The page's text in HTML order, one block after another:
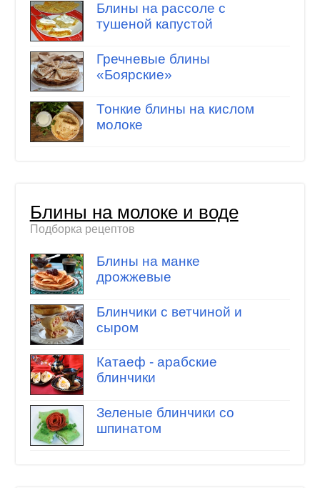
Блины на рассоле с
тушеной капустой
Гречневые блины
«Боярские»
Тонкие блины на кислом
молоке
Блины на молоке и воде
Подборка рецептов
Блины на манке
дрожжевые
Блинчики с ветчиной и
сыром
Катаеф - арабские
блинчики
Зеленые блинчики со
шпинатом